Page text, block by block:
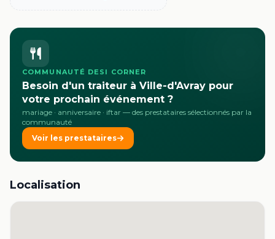
COMMUNAUTÉ DESI CORNER
Besoin d'un traiteur à Ville-d'Avray pour
votre prochain événement ?
mariage · anniversaire · iftar — des prestataires sélectionnés par la
communauté
Voir les prestataires
Localisation